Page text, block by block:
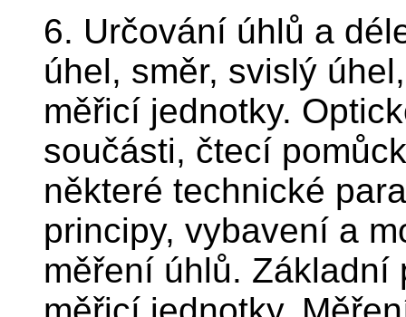
6. Určování úhlů a
úhel, směr, svislý
měřicí jednotky.
součásti, čtecí
některé technické
principy, vybavení a
měření úhlů. Základní